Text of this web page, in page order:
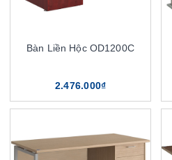
Bàn Liền Hộc OD1200C
2.476.000₫